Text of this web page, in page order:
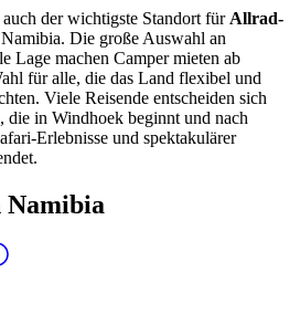
der wichtigste Standort für Allrad-
Die große Auswahl an
Lage machen Camper mieten ab
für alle, die das Land flexibel und
Viele Reisende entscheiden sich
die in Windhoek beginnt und nach
Erlebnisse und spektakulärer
Namibia